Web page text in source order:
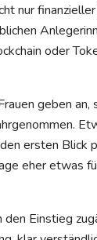
nur
oder
geben an,
ersten Blick
eher etwas
Einstieg